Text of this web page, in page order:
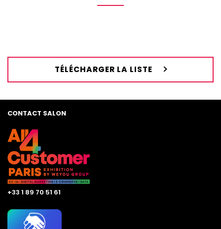
TÉLÉCHARGER LA LISTE
CONTACT SALON
+33 1 89 70 51 61